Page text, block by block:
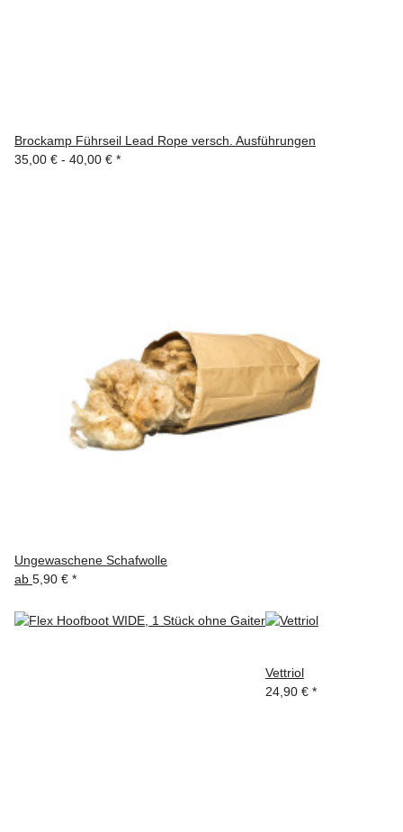
Brockamp Führseil Lead Rope versch. Ausführungen
35,00 € - 40,00 € *
Ungewaschene Schafwolle
ab 5,90 € *
Vettriol
24,90 € *